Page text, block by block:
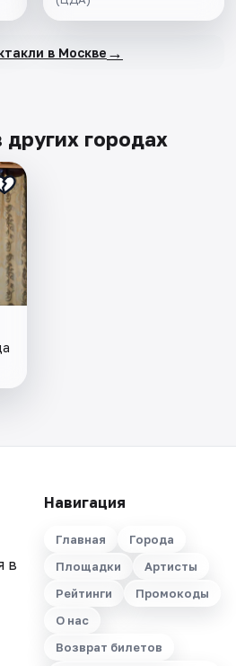
в Москве →
городах
в
Навигация
Главная
Города
Площадки
Артисты
Рейтинги
Промокоды
О нас
Возврат билетов